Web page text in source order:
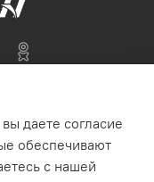
даете согласие
обеспечивают
с нашей